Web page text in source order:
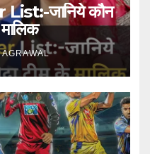
जानिये कौन
AGRAWAL